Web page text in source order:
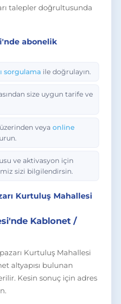
talepler doğrultusunda
abonelik
sorgulama ile doğrulayın.
size uygun tarife ve
üzerinden veya online
ve aktivasyon için
sizi bilgilendirsin.
Kurtuluş Mahallesi
Kablonet /
Kurtuluş Mahallesi
altyapısı bulunan
Kesin sonuç için adres